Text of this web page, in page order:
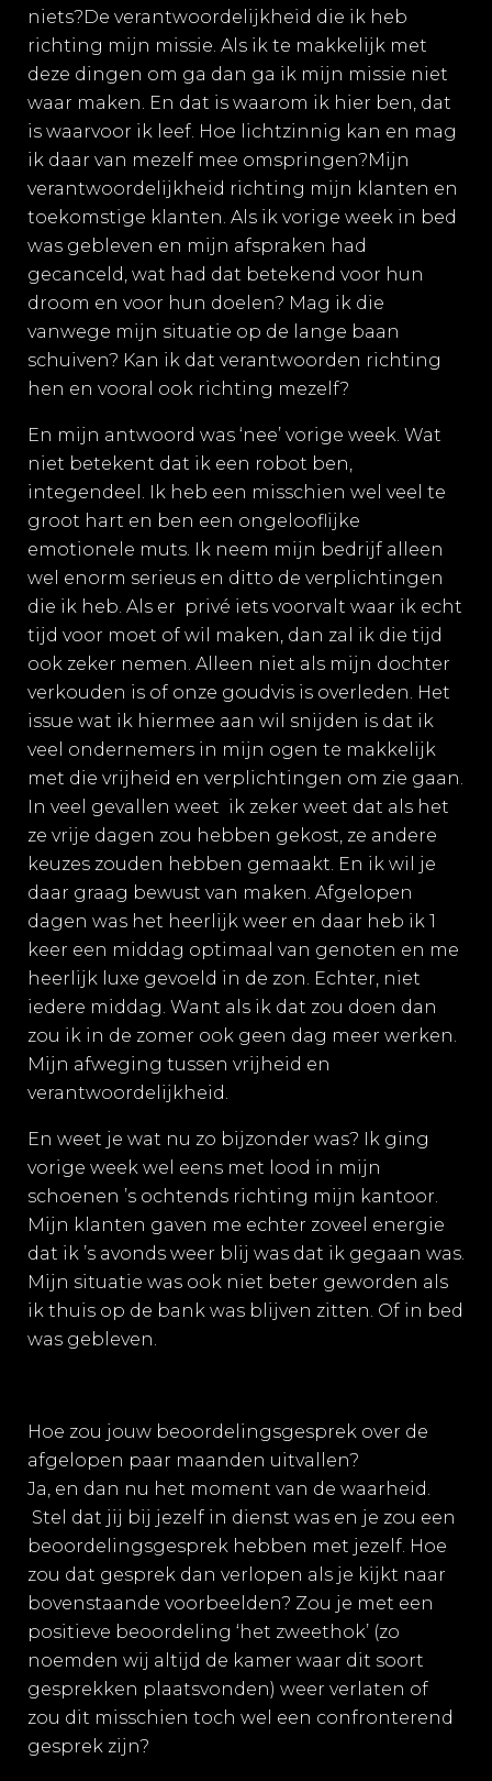
niets?De verantwoordelijkheid die ik heb
richting mijn missie. Als ik te makkelijk met
deze dingen om ga dan ga ik mijn missie niet
waar maken. En dat is waarom ik hier ben, dat
is waarvoor ik leef. Hoe lichtzinnig kan en mag
ik daar van mezelf mee omspringen?Mijn
verantwoordelijkheid richting mijn klanten en
toekomstige klanten. Als ik vorige week in bed
was gebleven en mijn afspraken had
gecanceld, wat had dat betekend voor hun
droom en voor hun doelen? Mag ik die
vanwege mijn situatie op de lange baan
schuiven? Kan ik dat verantwoorden richting
hen en vooral ook richting mezelf?
En mijn antwoord was ‘nee’ vorige week. Wat
niet betekent dat ik een robot ben,
integendeel. Ik heb een misschien wel veel te
groot hart en ben een ongelooflijke
emotionele muts. Ik neem mijn bedrijf alleen
wel enorm serieus en ditto de verplichtingen
die ik heb. Als er privé iets voorvalt waar ik echt
tijd voor moet of wil maken, dan zal ik die tijd
ook zeker nemen. Alleen niet als mijn dochter
verkouden is of onze goudvis is overleden. Het
issue wat ik hiermee aan wil snijden is dat ik
veel ondernemers in mijn ogen te makkelijk
met die vrijheid en verplichtingen om zie gaan.
In veel gevallen weet ik zeker weet dat als het
ze vrije dagen zou hebben gekost, ze andere
keuzes zouden hebben gemaakt. En ik wil je
daar graag bewust van maken. Afgelopen
dagen was het heerlijk weer en daar heb ik 1
keer een middag optimaal van genoten en me
heerlijk luxe gevoeld in de zon. Echter, niet
iedere middag. Want als ik dat zou doen dan
zou ik in de zomer ook geen dag meer werken.
Mijn afweging tussen vrijheid en
verantwoordelijkheid.
En weet je wat nu zo bijzonder was? Ik ging
vorige week wel eens met lood in mijn
schoenen ’s ochtends richting mijn kantoor.
Mijn klanten gaven me echter zoveel energie
dat ik ’s avonds weer blij was dat ik gegaan was.
Mijn situatie was ook niet beter geworden als
ik thuis op de bank was blijven zitten. Of in bed
was gebleven.
Hoe zou jouw beoordelingsgesprek over de
afgelopen paar maanden uitvallen?
Ja, en dan nu het moment van de waarheid.
Stel dat jij bij jezelf in dienst was en je zou een
beoordelingsgesprek hebben met jezelf. Hoe
zou dat gesprek dan verlopen als je kijkt naar
bovenstaande voorbeelden? Zou je met een
positieve beoordeling ‘het zweethok’ (zo
noemden wij altijd de kamer waar dit soort
gesprekken plaatsvonden) weer verlaten of
zou dit misschien toch wel een confronterend
gesprek zijn?